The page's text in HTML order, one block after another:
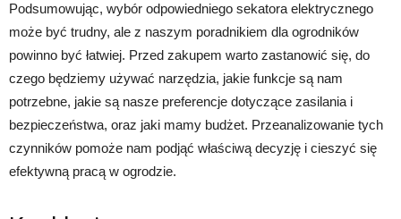
Podsumowując, wybór odpowiedniego sekatora elektrycznego
może być trudny, ale z naszym poradnikiem dla ogrodników
powinno być łatwiej. Przed zakupem warto zastanowić się, do
czego będziemy używać narzędzia, jakie funkcje są nam
potrzebne, jakie są nasze preferencje dotyczące zasilania i
bezpieczeństwa, oraz jaki mamy budżet. Przeanalizowanie tych
czynników pomoże nam podjąć właściwą decyzję i cieszyć się
efektywną pracą w ogrodzie.